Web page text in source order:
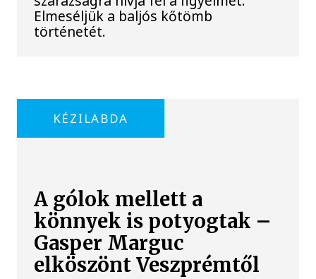
Elmeséljük a baljós kőtömb
történetét.
KÉZILABDA
A gólok mellett a
könnyek is potyogtak –
Gasper Marguc
elköszönt Veszprémtől